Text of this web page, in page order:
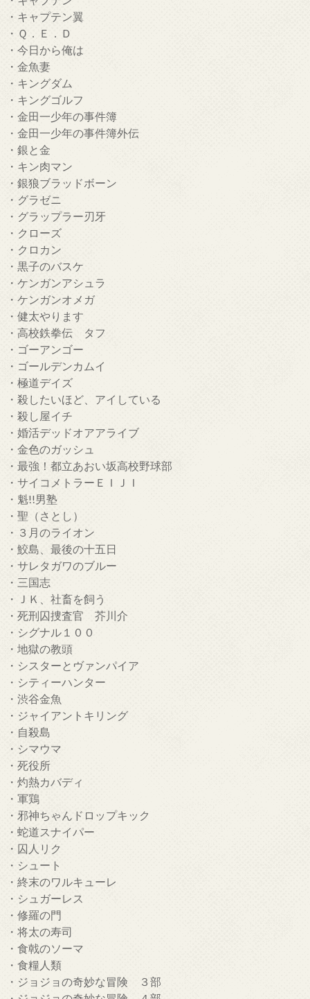
・キャプテン翼
・Ｑ．Ｅ．Ｄ
・今日から俺は
・金魚妻
・キングダム
・キングゴルフ
・金田一少年の事件簿
・金田一少年の事件簿外伝
・銀と金
・キン肉マン
・銀狼ブラッドボーン
・グラゼニ
・グラップラー刃牙
・クローズ
・クロカン
・黒子のバスケ
・ケンガンアシュラ
・ケンガンオメガ
・健太やります
・高校鉄拳伝 タフ
・ゴーアンゴー
・ゴールデンカムイ
・極道デイズ
・殺したいほど、アイしている
・殺し屋イチ
・婚活デッドオアアライブ
・金色のガッシュ
・最強！都立あおい坂高校野球部
・サイコメトラーＥＩＪＩ
・魁!!男塾
・聖（さとし）
・３月のライオン
・鮫島、最後の十五日
・サレタガワのブルー
・三国志
・ＪＫ、社畜を飼う
・死刑囚捜査官 芥川介
・シグナル１００
・地獄の教頭
・シスターとヴァンパイア
・シティーハンター
・渋谷金魚
・ジャイアントキリング
・自殺島
・シマウマ
・死役所
・灼熱カバディ
・軍鶏
・邪神ちゃんドロップキック
・蛇道スナイパー
・囚人リク
・シュート
・終末のワルキューレ
・シュガーレス
・修羅の門
・将太の寿司
・食戟のソーマ
・食糧人類
・ジョジョの奇妙な冒険 ３部